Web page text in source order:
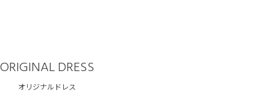
ORIGINAL DRESS
オリジナルドレス